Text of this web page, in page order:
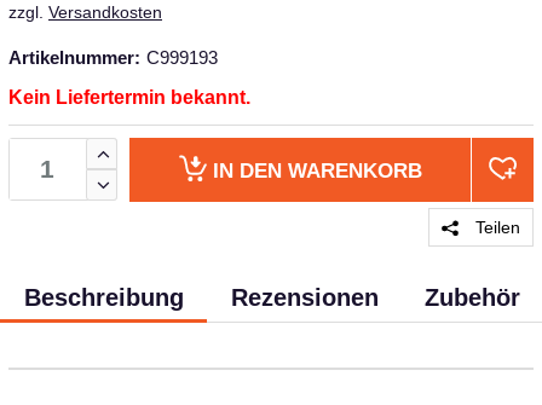
zzgl. Versandkosten
Artikelnummer: C999193
Kein Liefertermin bekannt.
IN DEN WARENKORB
Teilen
Beschreibung Rezensionen Zubehör